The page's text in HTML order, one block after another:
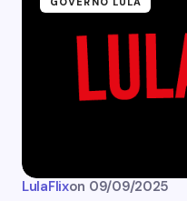
LulaFlixon 09/09/2025